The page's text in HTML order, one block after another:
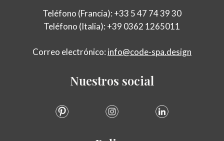
Teléfono (Francia): +33 5 47 74 39 30
Teléfono (Italia): +39 0362 1265011
Correo electrónico: info@code-spa.design
Nuestros social